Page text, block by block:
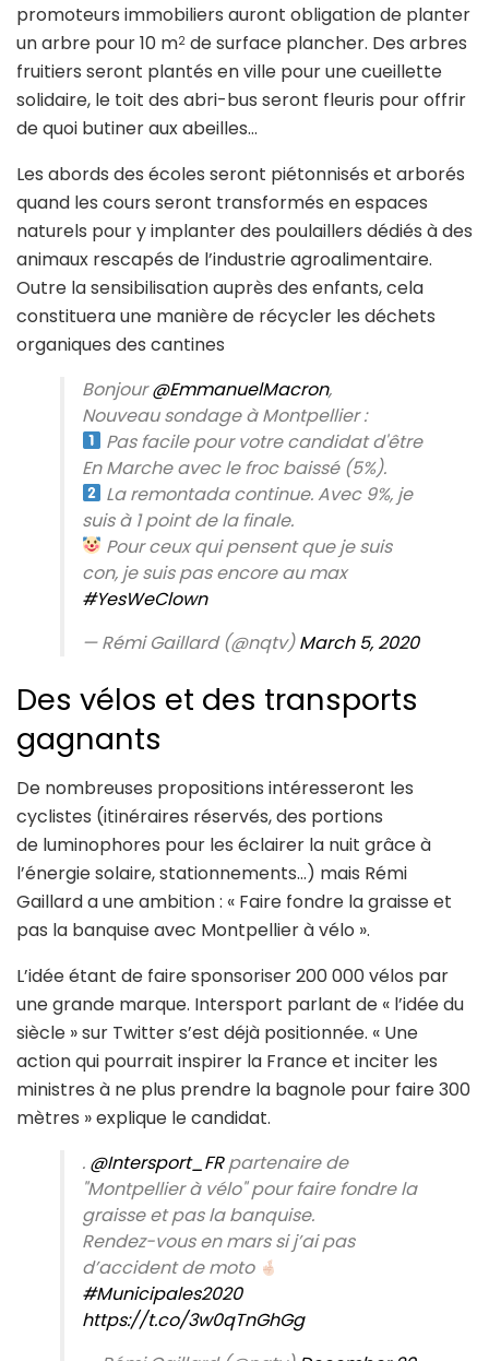
promoteurs immobiliers auront obligation de planter
un arbre pour 10 m2 de surface plancher. Des arbres
fruitiers seront plantés en ville pour une cueillette
solidaire, le toit des abri-bus seront fleuris pour offrir
de quoi butiner aux abeilles…
Les abords des écoles seront piétonnisés et arborés
quand les cours seront transformés en espaces
naturels pour y implanter des poulaillers dédiés à des
animaux rescapés de l’industrie agroalimentaire.
Outre la sensibilisation auprès des enfants, cela
constituera une manière de récycler les déchets
organiques des cantines
Bonjour@EmmanuelMacron,
Nouveau sondage à Montpellier :
Pas facile pour votre candidat d'être
En Marche avec le froc baissé (5%).
La remontada continue. Avec 9%, je
suis à 1 point de la finale.
Pour ceux qui pensent que je suis
con, je suis pas encore au max
#YesWeClown
— Rémi Gaillard (@nqtv)March 5, 2020
Des vélos et des transports
gagnants
De nombreuses propositions intéresseront les
cyclistes (itinéraires réservés, des portions
de luminophores pour les éclairer la nuit grâce à
l’énergie solaire, stationnements…) mais Rémi
Gaillard a une ambition : « Faire fondre la graisse et
pas la banquise avec Montpellier à vélo ».
L’idée étant de faire sponsoriser 200 000 vélos par
une grande marque. Intersport parlant de « l’idée du
siècle » sur Twitter s’est déjà positionnée. « Une
action qui pourrait inspirer la France et inciter les
ministres à ne plus prendre la bagnole pour faire 300
mètres » explique le candidat.
. @Intersport_FRpartenaire de
"Montpellier à vélo" pour faire fondre la
graisse et pas la banquise.
Rendez-vous en mars si j’ai pas
d’accident de moto
#Municipales2020
https://t.co/3w0qTnGhGg